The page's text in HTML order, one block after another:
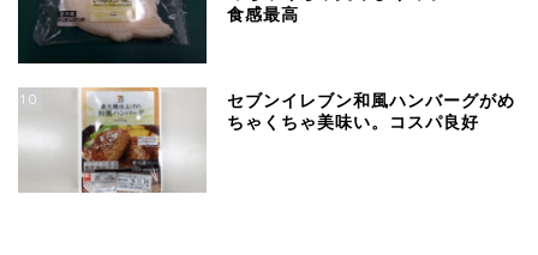
食感最高
10
セブンイレブン和風ハンバーグがめ
ちゃくちゃ美味い。コスパ良好